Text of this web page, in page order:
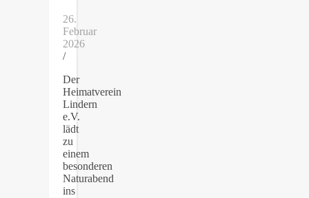
26.
Februar
2026
/
Der
Heimatverein
Lindern
e.V.
lädt
zu
einem
besonderen
Naturabend
ins